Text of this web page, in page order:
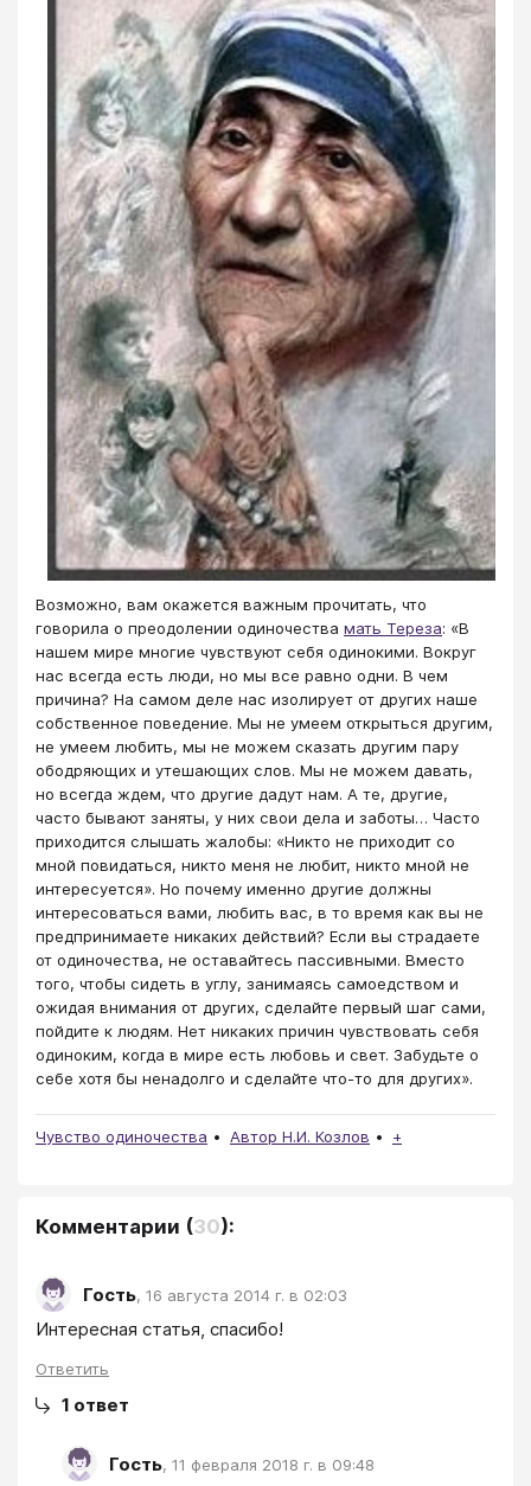
Возможно, вам окажется важным прочитать, что
говорила о преодолении одиночества мать Тереза: «В
нашем мире многие чувствуют себя одинокими. Вокруг
нас всегда есть люди, но мы все равно одни. В чем
причина? На самом деле нас изолирует от других наше
собственное поведение. Мы не умеем открыться другим,
не умеем любить, мы не можем сказать другим пару
ободряющих и утешающих слов. Мы не можем давать,
но всегда ждем, что другие дадут нам. А те, другие,
часто бывают заняты, у них свои дела и заботы… Часто
приходится слышать жалобы: «Никто не приходит со
мной повидаться, никто меня не любит, никто мной не
интересуется». Но почему именно другие должны
интересоваться вами, любить вас, в то время как вы не
предпринимаете никаких действий? Если вы страдаете
от одиночества, не оставайтесь пассивными. Вместо
того, чтобы сидеть в углу, занимаясь самоедством и
ожидая внимания от других, сделайте первый шаг сами,
пойдите к людям. Нет никаких причин чувствовать себя
одиноким, когда в мире есть любовь и свет. Забудьте о
себе хотя бы ненадолго и сделайте что-то для других».
Чувство одиночества Автор Н.И. Козлов +
Комментарии (30):
Гость, 16 августа 2014 г. в 02:03
Интересная статья, спасибо!
Ответить
1 ответ
Гость, 11 февраля 2018 г. в 09:48